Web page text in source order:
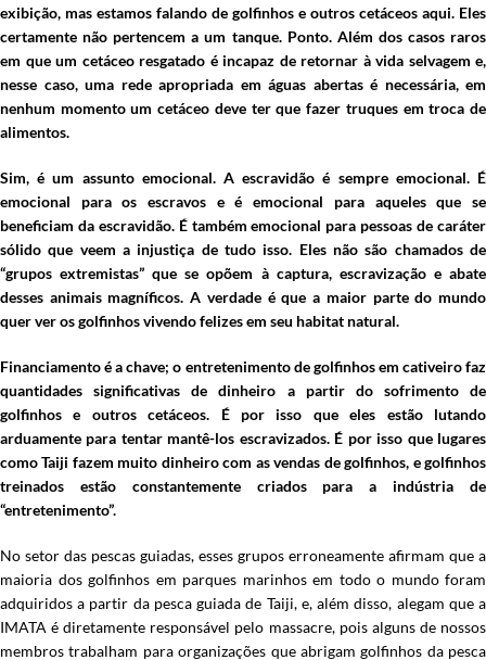
exibição, mas estamos falando de golfinhos e outros cetáceos aqui. Eles
certamente não pertencem a um tanque. Ponto. Além dos casos raros
em que um cetáceo resgatado é incapaz de retornar à vida selvagem e,
nesse caso, uma rede apropriada em águas abertas é necessária, em
nenhum momento um cetáceo deve ter que fazer truques em troca de
alimentos.
Sim, é um assunto emocional. A escravidão é sempre emocional. É
emocional para os escravos e é emocional para aqueles que se
beneficiam da escravidão. É também emocional para pessoas de caráter
sólido que veem a injustiça de tudo isso. Eles não são chamados de
“grupos extremistas” que se opõem à captura, escravização e abate
desses animais magníficos. A verdade é que a maior parte do mundo
quer ver os golfinhos vivendo felizes em seu habitat natural.
Financiamento é a chave; o entretenimento de golfinhos em cativeiro faz
quantidades significativas de dinheiro a partir do sofrimento de
golfinhos e outros cetáceos. É por isso que eles estão lutando
arduamente para tentar mantê-los escravizados. É por isso que lugares
como Taiji fazem muito dinheiro com as vendas de golfinhos, e golfinhos
treinados estão constantemente criados para a indústria de
“entretenimento”.
No setor das pescas guiadas, esses grupos erroneamente afirmam que a
maioria dos golfinhos em parques marinhos em todo o mundo foram
adquiridos a partir da pesca guiada de Taiji, e, além disso, alegam que a
IMATA é diretamente responsável pelo massacre, pois alguns de nossos
membros trabalham para organizações que abrigam golfinhos da pesca